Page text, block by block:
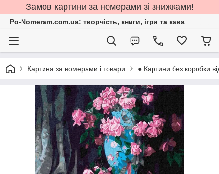
Замов картини за номерами зі знижками!
Po-Nomeram.com.ua: творчість, книги, ігри та кава
Картина за номерами і товари ● Картини без коробки